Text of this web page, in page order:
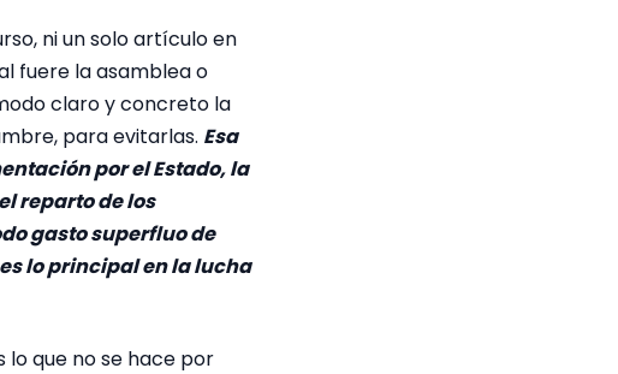
ni un solo artículo en
fuere la asamblea o
claro y concreto la
para evitarlas. Esa
por el Estado, la
reparto de los
gasto superfluo de
lo principal en la lucha
lo que no se hace por